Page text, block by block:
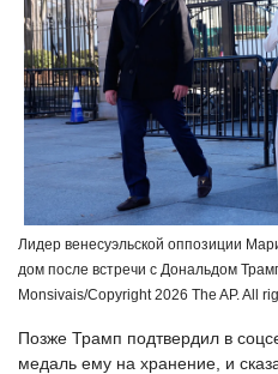
Лидер венесуэльской оппозиции
дом после встречи с Дональдом
Monsivais/Copyright 2026 The AP. All
Позже Трамп подтвердил в
медаль ему на хранение, и